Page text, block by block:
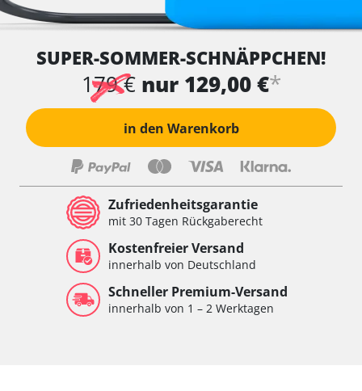
SUPER-SOMMER-SCHNÄPPCHEN!
179 € nur 129,00 €*
in den Warenkorb
Zufriedenheitsgarantie
mit 30 Tagen Rückgaberecht
Kostenfreier Versand
innerhalb von Deutschland
Schneller Premium-Versand
innerhalb von 1 – 2 Werktagen